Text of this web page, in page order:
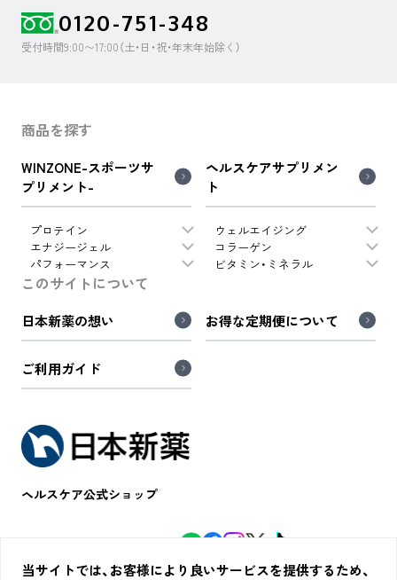
0120-751-348
受付時間9:00〜17:00（土・日・祝・年末年始除く）
商品を探す
WINZONE-スポーツサ
プリメント-
プロテイン
エナジージェル
パフォーマンス
ヘルスケアサプリメン
ト
ウェルエイジング
コラーゲン
ビタミン・ミネラル
このサイトについて
日本新薬の想い お得な定期便について
ご利用ガイド
ヘルスケア公式ショップ
極セレクト公式SNS
当サイトでは、お客様により良いサービスを提供するため、